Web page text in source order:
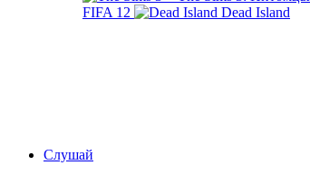
FIFA 12
Dead Island
Слушай